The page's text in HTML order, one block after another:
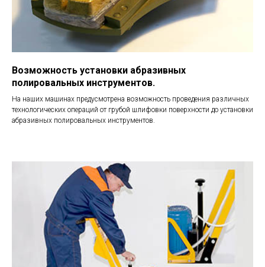
Возможность установки абразивных
полировальных инструментов.
На наших машинах предусмотрена возможность проведения различных
технологических операций от грубой шлифовки поверхности до установки
абразивных полировальных инструментов.